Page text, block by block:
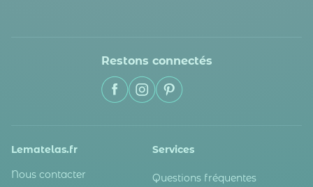
Restons connectés
Lematelas.fr
Nous contacter
Services
Questions fréquentes